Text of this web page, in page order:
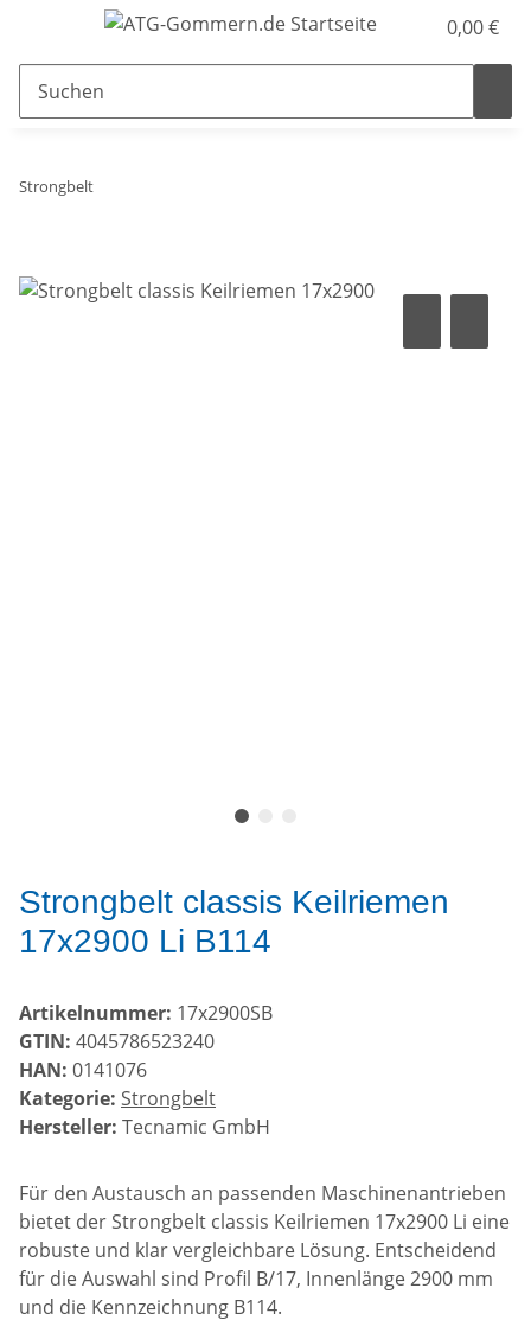
0,00 €
Strongbelt
Strongbelt classis Keilriemen
17x2900 Li B114
Artikelnummer: 17x2900SB
GTIN: 4045786523240
HAN: 0141076
Kategorie: Strongbelt
Hersteller: Tecnamic GmbH
Für den Austausch an passenden Maschinenantrieben
bietet der Strongbelt classis Keilriemen 17x2900 Li eine
robuste und klar vergleichbare Lösung. Entscheidend
für die Auswahl sind Profil B/17, Innenlänge 2900 mm
und die Kennzeichnung B114.